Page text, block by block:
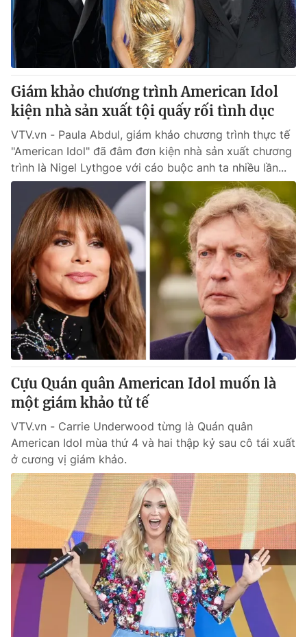
Sản phẩm
Thị trường
Tư vấn
Lịch phát sóng
Chuyên mục khác
Emagazine Podcast
Photo Infographic
Video Shorts video
VTV Money VTV Thể thao
VTV Sức khoẻ Bất động sản
Thị trường 24h Tấm lòng Việt
VTV4 Vươn mình bằng AI
VTV9 VTV8
Liên hệ tòa soạn English
THỜI BÁO VTV
Theo dõi báo trên
Cơ quan chủ quản:Đài Truyền hình Việt Nam
Cơ quan báo chí:Thời báo VTV
Giấy phép hoạt động báo in và báo điện tử số 483/GP-BTTTT
Giám khảo chương trình American Idol
kiện nhà sản xuất tội quấy rối tình dục
VTV.vn - Paula Abdul, giám khảo chương trình thực tế
"American Idol" đã đâm đơn kiện nhà sản xuất chương
trình là Nigel Lythgoe với cáo buộc anh ta nhiều lần...
Cựu Quán quân American Idol muốn là
một giám khảo tử tế
VTV.vn - Carrie Underwood từng là Quán quân
American Idol mùa thứ 4 và hai thập kỷ sau cô tái xuất
ở cương vị giám khảo.